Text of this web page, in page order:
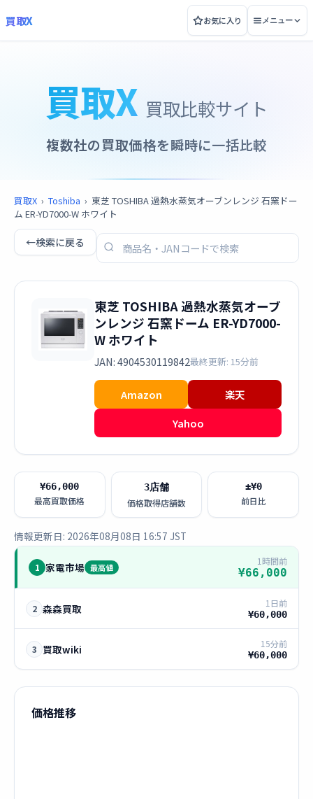
買取X お気に入り メニュー
買取X 買取比較サイト
複数社の買取価格を瞬時に一括比較
買取X › Toshiba › 東芝 TOSHIBA 過熱水蒸気オーブンレンジ 石窯ドー
ム ER-YD7000-W ホワイト
←検索に戻る
東芝 TOSHIBA 過熱水蒸気オーブ
ンレンジ 石窯ドーム ER-YD7000-
W ホワイト
JAN: 4904530119842最終更新: 15分前
Amazon
楽天
Yahoo
¥66,000
最高買取価格
3店舗
価格取得店舗数
±¥0
前日比
情報更新日: 2026年08月08日 16:57 JST
1 家電市場 最高値
1時間前
¥66,000
2 森森買取 1日前
¥60,000
3 買取wiki 15分前
¥60,000
価格推移